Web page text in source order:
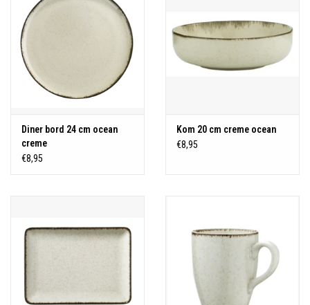
Diner bord 24 cm ocean
creme
€8,95
Kom 20 cm creme ocean
€8,95